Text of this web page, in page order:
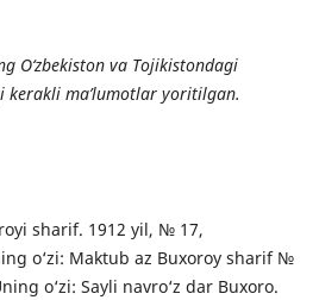
O‘zbekiston va Tojikistondagi
ma’lumotlar yoritilgan.
sharif. 1912 yil, № 17,
o‘zi: Maktub az Buxoroy sharif №
o‘zi: Sayli navro‘z dar Buxoro.